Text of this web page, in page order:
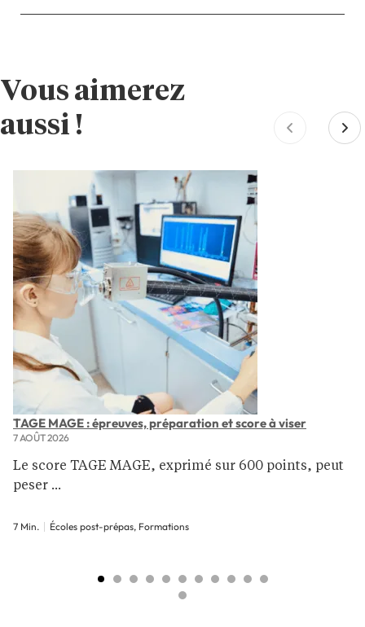
Vous aimerez
aussi !
TAGE MAGE : épreuves, préparation et score à viser
7 AOÛT 2026
Le score TAGE MAGE, exprimé sur 600 points, peut
peser ...
7 Min. Écoles post-prépas, Formations